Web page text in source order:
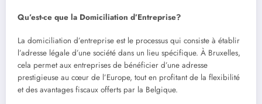
Qu’est-ce que la Domiciliation d’Entreprise?
La domiciliation d’entreprise est le processus qui consiste à établir
l’adresse légale d’une société dans un lieu spécifique. À Bruxelles,
cela permet aux entreprises de bénéficier d’une adresse
prestigieuse au cœur de l’Europe, tout en profitant de la flexibilité
et des avantages fiscaux offerts par la Belgique.